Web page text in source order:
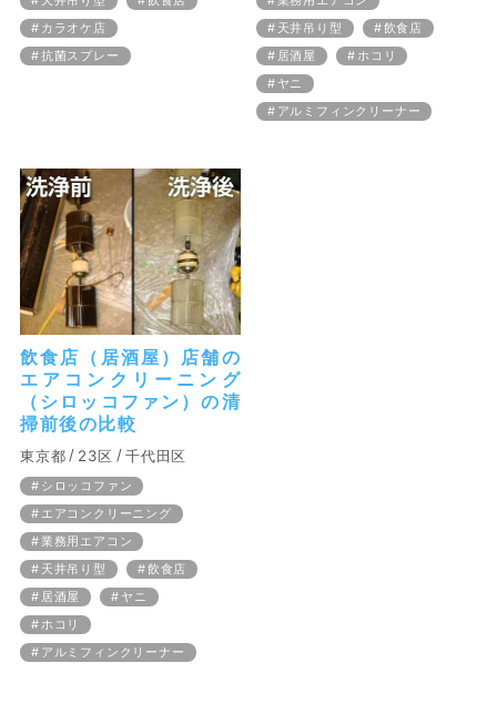
カラオケ店
抗菌スプレー
天井吊り型
飲食店
居酒屋
ホコリ
ヤニ
アルミフィンクリーナー
飲食店（居酒屋）店舗の
エアコンクリーニング
（シロッコファン）の清
掃前後の比較
東京都 23区 千代田区
シロッコファン
エアコンクリーニング
業務用エアコン
天井吊り型
飲食店
居酒屋
ヤニ
ホコリ
アルミフィンクリーナー